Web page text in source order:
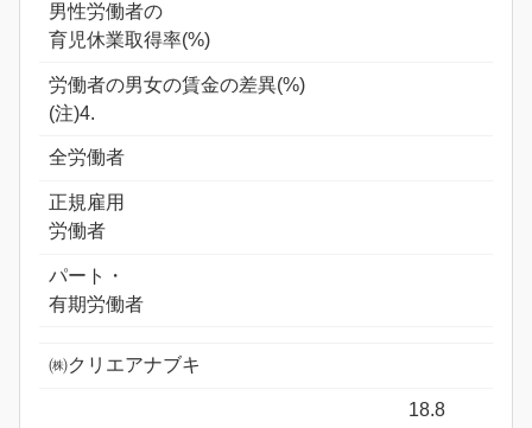
男性労働者の
育児休業取得率(%)
労働者の男女の賃金の差異(%)
(注)4.
全労働者
正規雇用
労働者
パート・
有期労働者
㈱クリエアナブキ
18.8